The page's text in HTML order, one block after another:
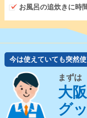
お風呂の追炊きに時
今は使えていても突然
まずは
大
グ